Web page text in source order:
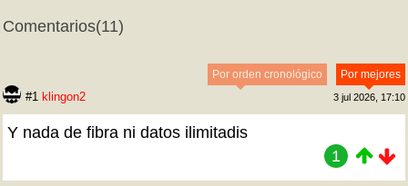
Comentarios(11)
Por mejores
Por orden cronológico
#1 klingon2 3 jul 2026, 17:10
Y nada de fibra ni datos ilimitadis
1